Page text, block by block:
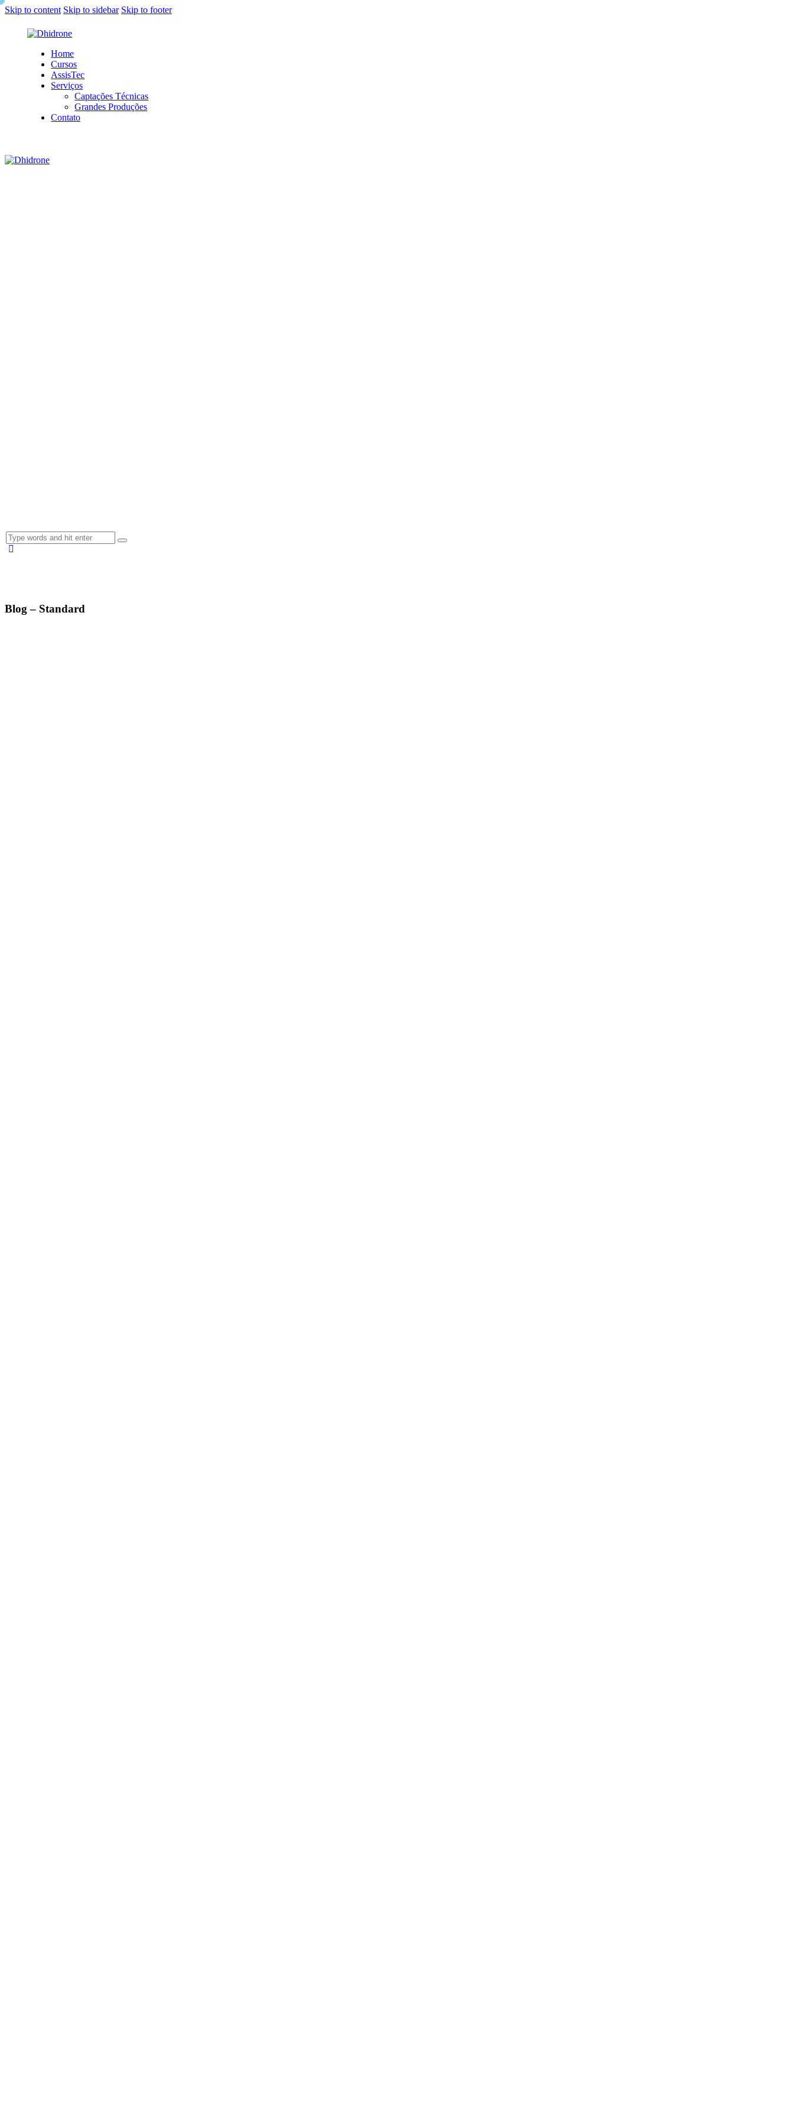
Skip to content Skip to sidebar Skip to footer
Home
Cursos
AssisTec
Serviços
Captações Técnicas
Grandes Produções
Contato
Blog – Standard